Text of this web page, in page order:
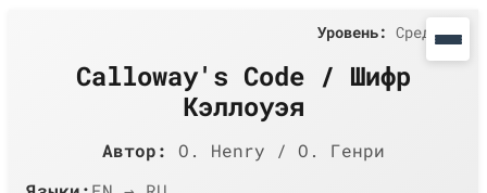
Calloway's Code / Шифр
Кэллоуэя
Автор:
O. Henry / О. Генри
Уровень: Средний